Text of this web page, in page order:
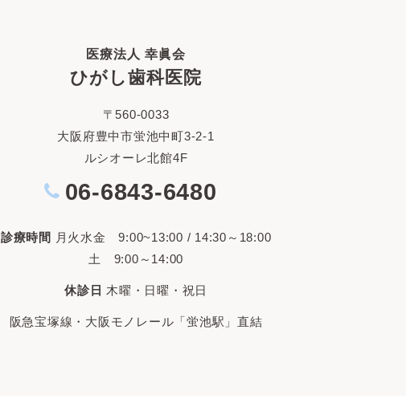
医療法人 幸眞会
ひがし歯科医院
〒560-0033
大阪府豊中市蛍池中町3-2-1
ルシオーレ北館4F
06-6843-6480
診療時間
月火水金 9:00~13:00 / 14:30～18:00
土 9:00～14:00
休診日 木曜・日曜・祝日
阪急宝塚線・大阪モノレール「蛍池駅」直結